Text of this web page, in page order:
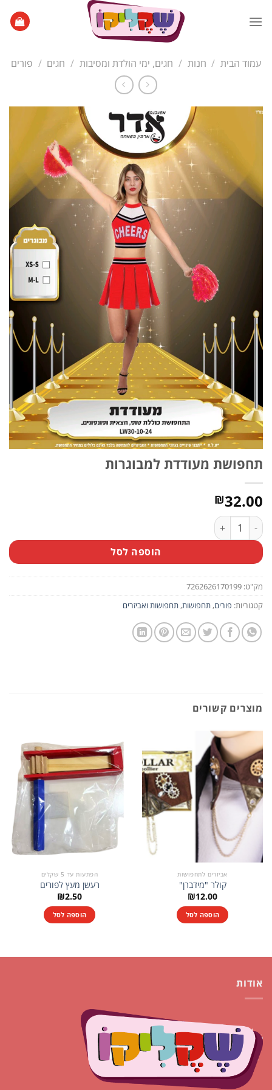
עמוד הבית / חנות / חגים, ימי הולדת ומסיבות / חגים / פורים
תחפושת מעודדת למבוגרות
₪32.00
כמות של תחפושת מעודדת למבוגרות
הוספה לסל
מק"ט: 7262626170199
קטגוריות: פורים, תחפושות, תחפושות ואביזרים
מוצרים קשורים
אביזרים לתחפושות
קולר "מידברן"
₪12.00
הוספה לסל
הפתעות עד 5 שקלים
רעשן מעץ לפורים
₪2.50
הוספה לסל
אודות